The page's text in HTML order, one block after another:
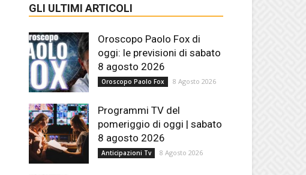
GLI ULTIMI ARTICOLI
Oroscopo Paolo Fox di
oggi: le previsioni di sabato
8 agosto 2026
Oroscopo Paolo Fox 8 Agosto 2026
Programmi TV del
pomeriggio di oggi | sabato
8 agosto 2026
Anticipazioni Tv 8 Agosto 2026